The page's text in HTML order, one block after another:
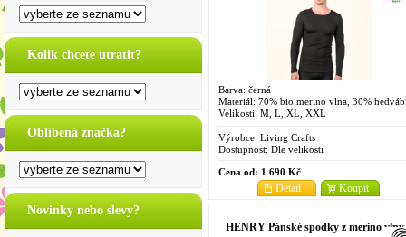
Kolik chcete utratit?
Oblíbená značka?
Novinky nebo slevy?
Barva: černá
Materiál: 70% bio merino vlna, 30%
Velikosti: M, L, XL, XXL
Výrobce: Living Crafts
Dostupnost: Dle velikosti
Cena od: 1 690 Kč
Koupit
Detail
HENRY Pánské spodky z merino vlny